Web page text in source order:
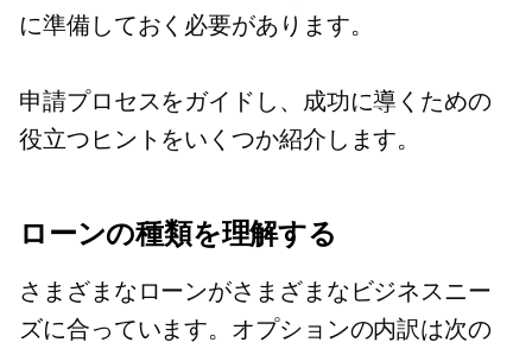
に準備しておく必要があります。
申請プロセスをガイドし、成功に導くための
役立つヒントをいくつか紹介します。
ローンの種類を理解する
さまざまなローンがさまざまなビジネスニー
ズに合っています。オプションの内訳は次の